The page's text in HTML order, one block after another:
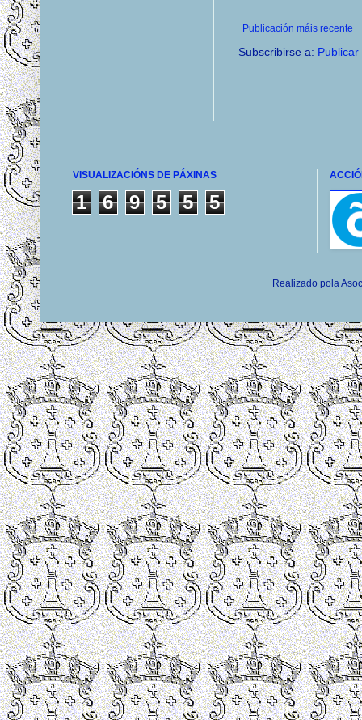
Publicación máis recente
Subscribirse a:
VISUALIZACIÓNS DE PÁXINAS
1 6 9 5 5 5
Realizado pola